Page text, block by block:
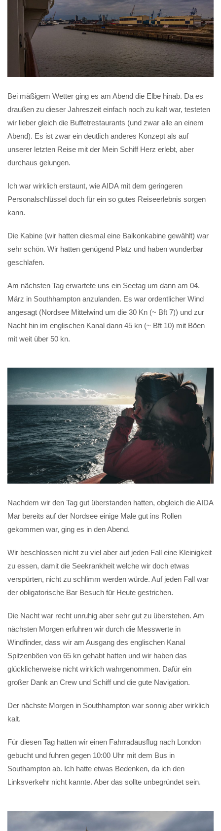
Bei mäßigem Wetter ging es am Abend die Elbe hinab. Da es
draußen zu dieser Jahreszeit einfach noch zu kalt war, testeten
wir lieber gleich die Buffetrestaurants (und zwar alle an einem
Abend). Es ist zwar ein deutlich anderes Konzept als auf
unserer letzten Reise mit der Mein Schiff Herz erlebt, aber
durchaus gelungen.
Ich war wirklich erstaunt, wie AIDA mit dem geringeren
Personalschlüssel doch für ein so gutes Reiseerlebnis sorgen
kann.
Die Kabine (wir hatten diesmal eine Balkonkabine gewählt) war
sehr schön. Wir hatten genügend Platz und haben wunderbar
geschlafen.
Am nächsten Tag erwartete uns ein Seetag um dann am 04.
März in Southhampton anzulanden. Es war ordentlicher Wind
angesagt (Nordsee Mittelwind um die 30 Kn (~ Bft 7)) und zur
Nacht hin im englischen Kanal dann 45 kn (~ Bft 10) mit Böen
mit weit über 50 kn.
Nachdem wir den Tag gut überstanden hatten, obgleich die AIDA
Mar bereits auf der Nordsee einige Male gut ins Rollen
gekommen war, ging es in den Abend.
Wir beschlossen nicht zu viel aber auf jeden Fall eine Kleinigkeit
zu essen, damit die Seekrankheit welche wir doch etwas
verspürten, nicht zu schlimm werden würde. Auf jeden Fall war
der obligatorische Bar Besuch für Heute gestrichen.
Die Nacht war recht unruhig aber sehr gut zu überstehen. Am
nächsten Morgen erfuhren wir durch die Messwerte in
Windfinder, dass wir am Ausgang des englischen Kanal
Spitzenböen von 65 kn gehabt hatten und wir haben das
glücklicherweise nicht wirklich wahrgenommen. Dafür ein
großer Dank an Crew und Schiff und die gute Navigation.
Der nächste Morgen in Southhampton war sonnig aber wirklich
kalt.
Für diesen Tag hatten wir einen Fahrradausflug nach London
gebucht und fuhren gegen 10:00 Uhr mit dem Bus in
Southampton ab. Ich hatte etwas Bedenken, da ich den
Linksverkehr nicht kannte. Aber das sollte unbegründet sein.